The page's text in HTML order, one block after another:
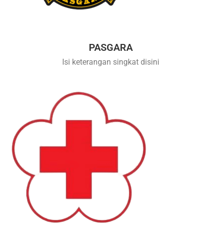
PASGARA
Isi keterangan singkat disini